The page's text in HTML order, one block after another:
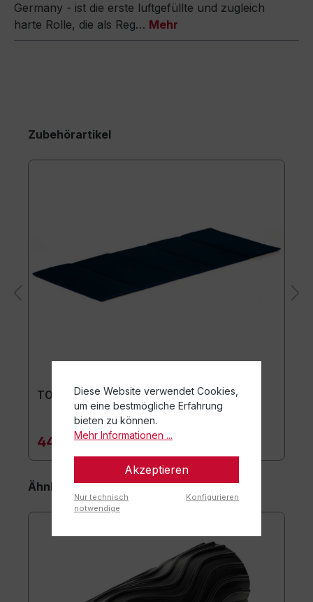
Germany - ist die erste luftgefüllte und zugleich
harte Rolle, die als Reg… Mehr
Zubehörartikel
TOGU Premium Easy Matte
44,90 €*
Ähnliche Artikel
Diese Website verwendet Cookies,
um eine bestmögliche Erfahrung
bieten zu können.
Mehr Informationen ...
Akzeptieren
Nur technisch
notwendige
Konfigurieren